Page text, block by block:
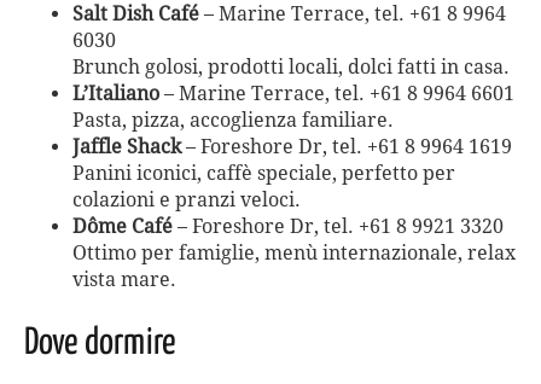
Salt Dish Café – Marine Terrace, tel. +61 8 9964
6030
Brunch golosi, prodotti locali, dolci fatti in casa.
L’Italiano – Marine Terrace, tel. +61 8 9964 6601
Pasta, pizza, accoglienza familiare.
Jaffle Shack– Foreshore Dr, tel. +61 8 9964 1619
Panini iconici, caffè speciale, perfetto per
colazioni e pranzi veloci.
Dôme Café – Foreshore Dr, tel. +61 8 9921 3320
Ottimo per famiglie, menù internazionale, relax
vista mare.
Dove dormire